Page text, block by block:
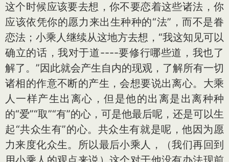
这个时候应该要去想，你不要恋着这些诸法，你
应该依凭你的愿力来出生种种的“法”，而不是眷
恋法；小乘人继续从这地方去想，“我这知见可以
确立的话，我对于道----要修行哪些道，我也了
解了。”因此就会产生自内的现观，了解所有一切
诸相的作意不断的产生，会想要说出离心。大乘
人一样产生出离心，但是他的出离是出离种种
的“爱”“取”“有”的心，可是他最后呢，还是可以生
起“共众生有”的心。共众生有就是呢，他因为愿
力来度化众生。所以最后小乘人，（我们再回到